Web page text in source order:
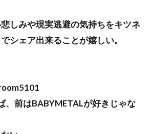
しみや現実逃避の気持ちをキツネ
シェア出来ることが嬉しい。
、前はBABYMETALが好きじゃな